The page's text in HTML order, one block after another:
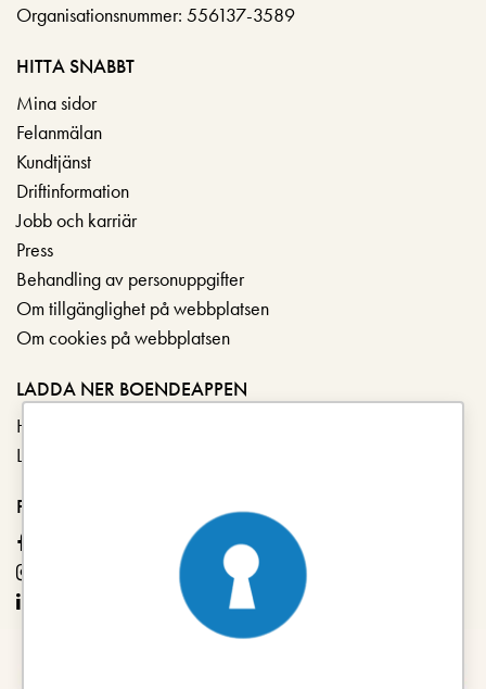
Organisationsnummer: 556137-3589
HITTA SNABBT
Mina sidor
Felanmälan
Kundtjänst
Driftinformation
Jobb och karriär
Press
Behandling av personuppgifter
Om tillgänglighet på webbplatsen
Om cookies på webbplatsen
LADDA NER BOENDEAPPEN
Hämta i App Store
Ladda ner på Google Play
FÖLJ OSS